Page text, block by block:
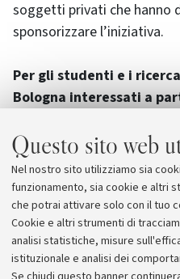
Questo sito web
Nel nostro sito utilizziamo sia
funzionamento, sia cookie e altri
che potrai attivare solo con il tuo
Cookie e altri strumenti di
analisi statistiche, misure
istituzionale e analisi dei
soggetti privati che hanno
sponsorizzare l’iniziativa.
Per gli studenti e i
Bologna interessati a
di Bologna, offre un
modulo di candidatura